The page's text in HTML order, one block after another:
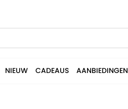
NIEUW CADEAUS AANBIEDINGEN